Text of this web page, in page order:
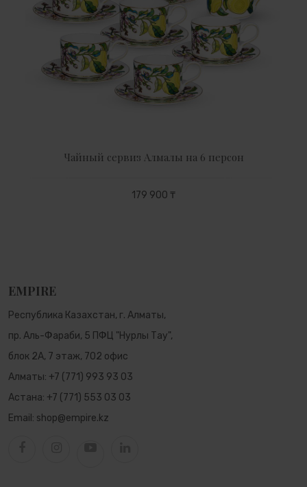
Чайный сервиз Алмалы на 6 персон
179 900 ₸
EMPIRE
Республика Казахстан, г. Алматы,
пр. Аль-Фараби, 5 ПФЦ "Нурлы Тау",
блок 2А, 7 этаж, 702 офис
Алматы: +7 (771) 993 93 03
Астана: +7 (771) 553 03 03
Email: shop@empire.kz